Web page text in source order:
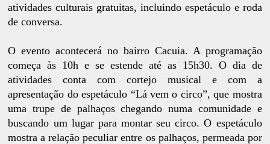
atividades culturais gratuitas, incluindo espetáculo e roda
de conversa.
O evento acontecerá no bairro Cacuia. A programação
começa às 10h e se estende até as 15h30. O dia de
atividades conta com cortejo musical e com a
apresentação do espetáculo “Lá vem o circo”, que mostra
uma trupe de palhaços chegando numa comunidade e
buscando um lugar para montar seu circo. O espetáculo
mostra a relação peculiar entre os palhaços, permeada por